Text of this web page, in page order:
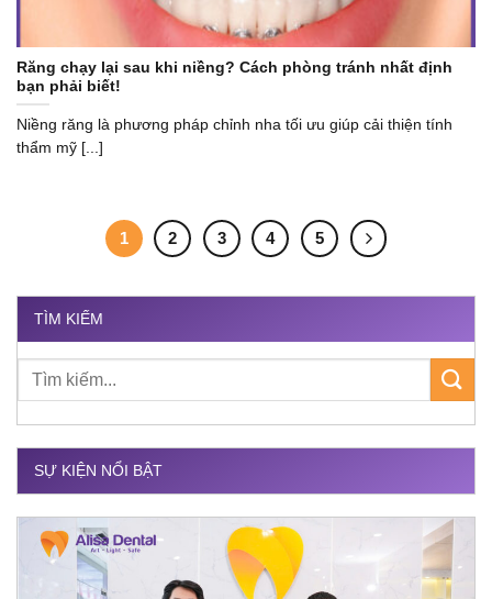
Răng chạy lại sau khi niềng? Cách phòng tránh nhất định
bạn phải biết!
Niềng răng là phương pháp chỉnh nha tối ưu giúp cải thiện tính
thẩm mỹ [...]
1 2 3 4 5
TÌM KIẾM
SỰ KIỆN NỔI BẬT